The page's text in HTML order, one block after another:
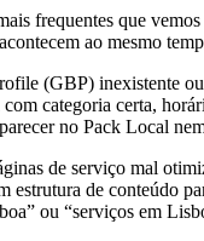
frequentes que
ao mesmo
(GBP) inexistente
categoria certa,
no Pack Local
de serviço mal
estrutura de conteúdo
ou “serviços em